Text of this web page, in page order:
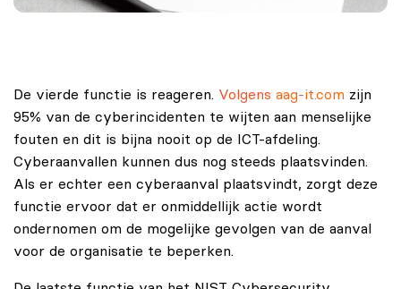
De vierde functie is reageren. Volgens aag-it.com zijn
95% van de cyberincidenten te wijten aan menselijke
fouten en dit is bijna nooit op de ICT-afdeling.
Cyberaanvallen kunnen dus nog steeds plaatsvinden.
Als er echter een cyberaanval plaatsvindt, zorgt deze
functie ervoor dat er onmiddellijk actie wordt
ondernomen om de mogelijke gevolgen van de aanval
voor de organisatie te beperken.